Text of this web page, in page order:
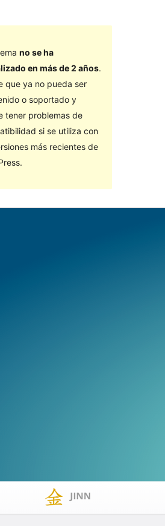
no se ha
en más de 2 años.
que ya no pueda ser
o soportado y
tener problemas de
si se utiliza con
más recientes de